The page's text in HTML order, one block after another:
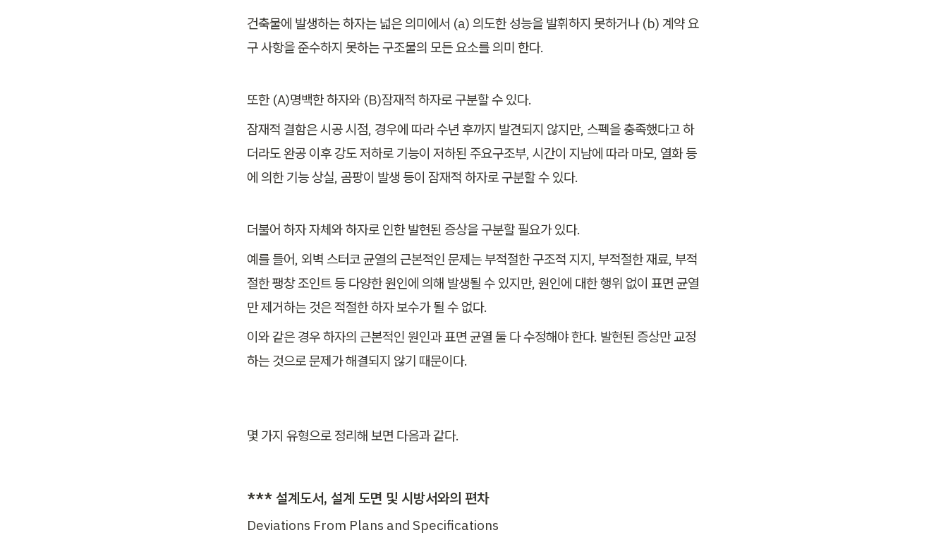
건축물에 발생하는 하자는 넓은 의미에서 (a) 의도한 성능을 발휘하지 못하거나 (b) 계약 요
구 사항을 준수하지 못하는 구조물의 모든 요소를 의미 한다.
또한 (A)명백한 하자와 (B)잠재적 하자로 구분할 수 있다.
잠재적 결함은 시공 시점, 경우에 따라 수년 후까지 발견되지 않지만, 스펙을 충족했다고 하
더라도 완공 이후 강도 저하로 기능이 저하된 주요구조부, 시간이 지남에 따라 마모, 열화 등
에 의한 기능 상실, 곰팡이 발생 등이 잠재적 하자로 구분할 수 있다.
더불어 하자 자체와 하자로 인한 발현된 증상을 구분할 필요가 있다.
예를 들어, 외벽 스터코 균열의 근본적인 문제는 부적절한 구조적 지지, 부적절한 재료, 부적
절한 팽창 조인트 등 다양한 원인에 의해 발생될 수 있지만, 원인에 대한 행위 없이 표면 균열
만 제거하는 것은 적절한 하자 보수가 될 수 없다.
이와 같은 경우 하자의 근본적인 원인과 표면 균열 둘 다 수정해야 한다. 발현된 증상만 교정
하는 것으로 문제가 해결되지 않기 때문이다.
몇 가지 유형으로 정리해 보면 다음과 같다.
*** 설계도서, 설계 도면 및 시방서와의 편차
Deviations From Plans and Specifications